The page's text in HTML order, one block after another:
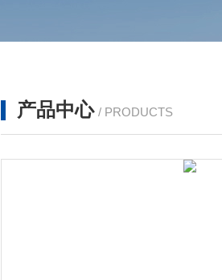
产品中心 / PRODUCTS